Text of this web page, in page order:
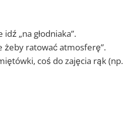
idź „na głodniaka”.
żeby ratować atmosferę”.
coś do zajęcia rąk (np.